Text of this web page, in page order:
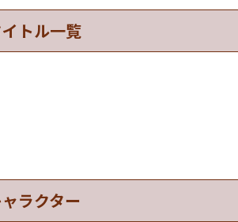
トル一覧
ラクター